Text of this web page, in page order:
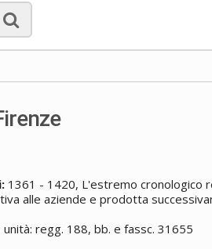
1361 - 1420, L'estremo cronologico
alle aziende e prodotta
regg. 188, bb. e fassc. 31655